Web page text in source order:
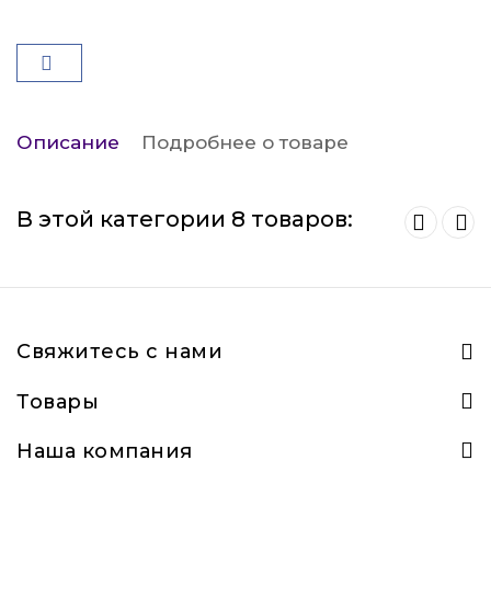
Описание Подробнее о товаре
В этой категории 8 товаров:
Свяжитесь с нами
Товары
Наша компания